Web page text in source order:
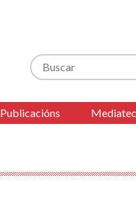
Buscar
Publicacións